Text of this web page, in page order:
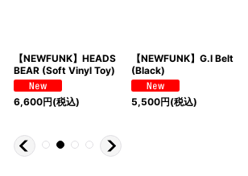
【NEWFUNK】HEADS
BEAR (Soft Vinyl Toy)
6,600円(税込)
【NEWFUNK】G.I Belt
(Black)
5,500円(税込)